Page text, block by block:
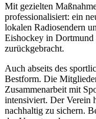
Mit gezielten
professionalisiert: ein
lokalen Radiosendern
Eishockey in
zurückgebracht.
Auch abseits des
Bestform. Die
Zusammenarbeit mit
intensiviert. Der Verein
nachhaltig zu sichern.